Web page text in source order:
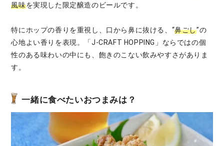
風味を実現した限定醸造のビールです。
特にホップの香りを重視し、口から鼻に抜ける、“鼻ごし”の
心地よい香りを表現。「J-CRAFT HOPPING」ならではの個
性のある味わいの中にも、飽きのこない飲みやすさがありま
す。
一緒に食べたいおつまみは？